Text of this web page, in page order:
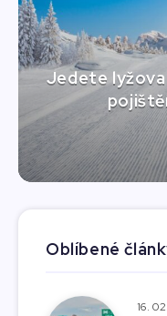
Jedete
Oblíbené
16.